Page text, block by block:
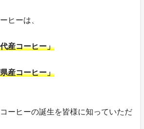
ヒーは、
産コーヒー」
産コーヒー」
ーヒーの誕生を皆様に知っていただ